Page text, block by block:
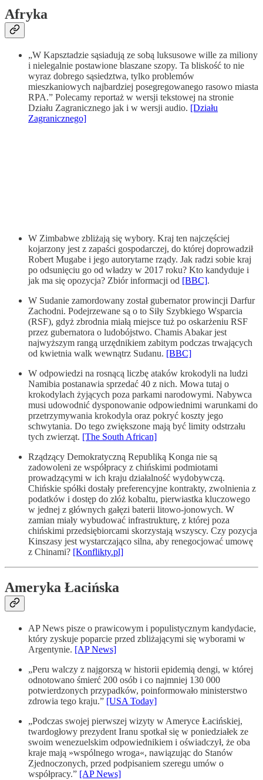
Afryka
„W Kapsztadzie sąsiadują ze sobą luksusowe wille za miliony
i nielegalnie postawione blaszane szopy. Ta bliskość to nie
wyraz dobrego sąsiedztwa, tylko problemów
mieszkaniowych najbardziej posegregowanego rasowo miasta
RPA.” Polecamy reportaż w wersji tekstowej na stronie
Działu Zagranicznego jak i w wersji audio. [Działu
Zagranicznego]
W Zimbabwe zbliżają się wybory. Kraj ten najczęściej
kojarzony jest z zapaści gospodarczej, do której doprowadził
Robert Mugabe i jego autorytarne rządy. Jak radzi sobie kraj
po odsunięciu go od władzy w 2017 roku? Kto kandyduje i
jak ma się opozycja? Zbiór informacji od [BBC].
W Sudanie zamordowany został gubernator prowincji Darfur
Zachodni. Podejrzewane są o to Siły Szybkiego Wsparcia
(RSF), gdyż zbrodnia miałą miejsce tuż po oskarżeniu RSF
przez gubernatora o ludobójstwo. Chamis Abakar jest
najwyższym rangą urzędnikiem zabitym podczas trwających
od kwietnia walk wewnątrz Sudanu. [BBC]
W odpowiedzi na rosnącą liczbę ataków krokodyli na ludzi
Namibia postanawia sprzedać 40 z nich. Mowa tutaj o
krokodylach żyjących poza parkami narodowymi. Nabywca
musi udowodnić dysponowanie odpowiednimi warunkami do
przetrzymywania krokodyla oraz pokryć koszty jego
schwytania. Do tego zwiększone mają być limity odstrzału
tych zwierząt. [The South African]
Rządzący Demokratyczną Republiką Konga nie są
zadowoleni ze współpracy z chińskimi podmiotami
prowadzącymi w ich kraju działalność wydobywczą.
Chińskie spółki dostały preferencyjne kontrakty, zwolnienia z
podatków i dostęp do złóż kobaltu, pierwiastka kluczowego
w jednej z głównych gałęzi baterii litowo-jonowych. W
zamian miały wybudować infrastrukturę, z której poza
chińskimi przedsiębiorcami skorzystają wszyscy. Czy pozycja
Kinszasy jest wystarczająco silna, aby renegocjować umowę
z Chinami? [Konflikty.pl]
Ameryka Łacińska
AP News pisze o prawicowym i populistycznym kandydacie,
który zyskuje poparcie przed zbliżającymi się wyborami w
Argentynie. [AP News]
„Peru walczy z najgorszą w historii epidemią dengi, w której
odnotowano śmierć 200 osób i co najmniej 130 000
potwierdzonych przypadków, poinformowało ministerstwo
zdrowia tego kraju.” [USA Today]
„Podczas swojej pierwszej wizyty w Ameryce Łacińskiej,
twardogłowy prezydent Iranu spotkał się w poniedziałek ze
swoim wenezuelskim odpowiednikiem i oświadczył, że oba
kraje mają »wspólnego wroga«, nawiązując do Stanów
Zjednoczonych, przed podpisaniem szeregu umów o
współpracy.” [AP News]